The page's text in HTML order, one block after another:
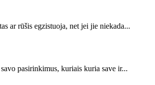
ar rūšis egzistuoja, net jei jie niekada...
pasirinkimus, kuriais kuria save ir...